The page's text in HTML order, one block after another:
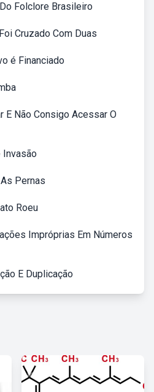
Folclore Brasileiro
Cruzado Com Duas
é Financiado
E Não Consigo Acessar O
Invasão
Pernas
Roeu
Impróprias Em Números
E Duplicação